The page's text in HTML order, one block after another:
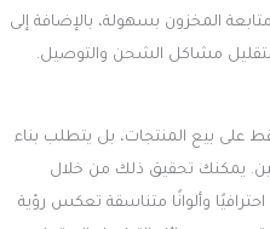
المخزون بسهولة، بالإضافة إلى
لتقليل مشاكل الشحن والتوصيل.
على بيع المنتجات، بل يتطلب بناء
يمكنك تحقيق ذلك من خلال
وألوانًا متناسقة تعكس رؤية